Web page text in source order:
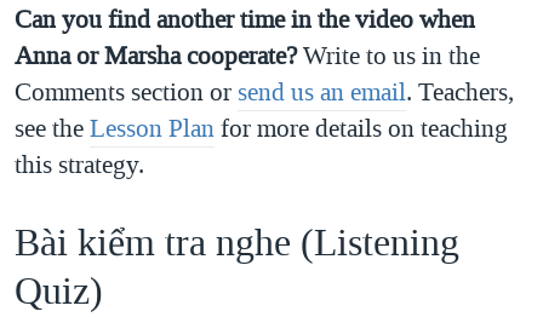
Can you find another time in the video when
Anna or Marsha cooperate?Write to us in the
Comments section or send us an email. Teachers,
see theLesson Planfor more details on teaching
this strategy.
Bài kiểm tra nghe (Listening
Quiz)